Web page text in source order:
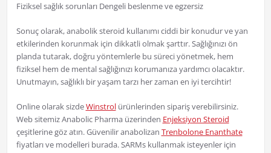
Fiziksel sağlık sorunları Dengeli beslenme ve egzersiz
Sonuç olarak, anabolik steroid kullanımı ciddi bir konudur ve yan
etkilerinden korunmak için dikkatli olmak şarttır. Sağlığınızı ön
planda tutarak, doğru yöntemlerle bu süreci yönetmek, hem
fiziksel hem de mental sağlığınızı korumanıza yardımcı olacaktır.
Unutmayın, sağlıklı bir yaşam tarzı her zaman en iyi tercihtir!
Online olarak sizdeWinstrolürünlerinden sipariş verebilirsiniz.
Web sitemiz Anabolic Pharma üzerinden Enjeksiyon Steroid
çeşitlerine göz atın. Güvenilir anabolizan Trenbolone Enanthate
fiyatları ve modelleri burada. SARMs kullanmak isteyenler için